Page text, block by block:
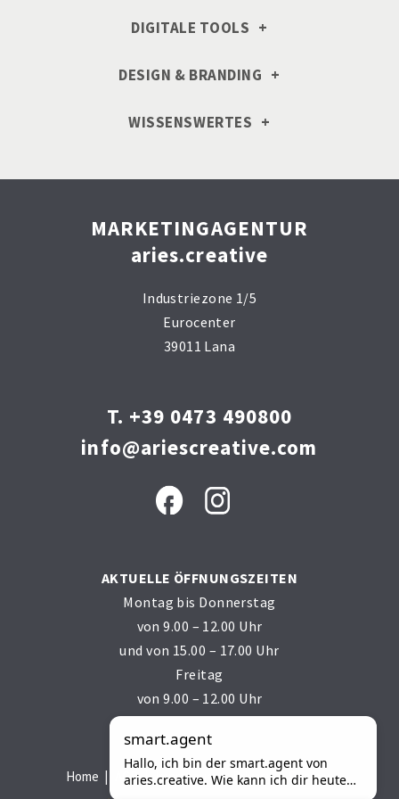
DIGITALE TOOLS
DESIGN & BRANDING
WISSENSWERTES
MARKETINGAGENTUR
aries.creative
Industriezone 1/5
Eurocenter
39011 Lana
T. +39 0473 490800
info@ariescreative.com
AKTUELLE ÖFFNUNGSZEITEN
Montag bis Donnerstag
von 9.00 – 12.00 Uhr
und von 15.00 – 17.00 Uhr
Freitag
von 9.00 – 12.00 Uhr
Home AGB Impressum Privacy Sitemap
smart.agent
Hallo, ich bin der smart.agent von
aries.creative. Wie kann ich dir heute